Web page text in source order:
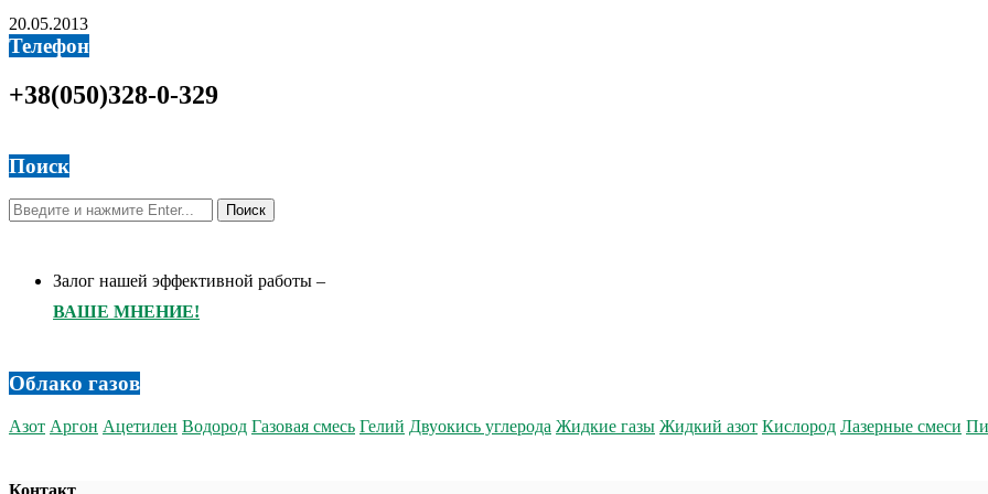
20.05.2013
Телефон
+38(050)328-0-329
Поиск
Залог нашей эффективной работы –
ВАШЕ МНЕНИЕ!
Облако газов
Азот Аргон Ацетилен Водород Газовая смесь Гелий Двуокись углерода Жидкие газы Жидкий азот Кислород Лазерные смеси